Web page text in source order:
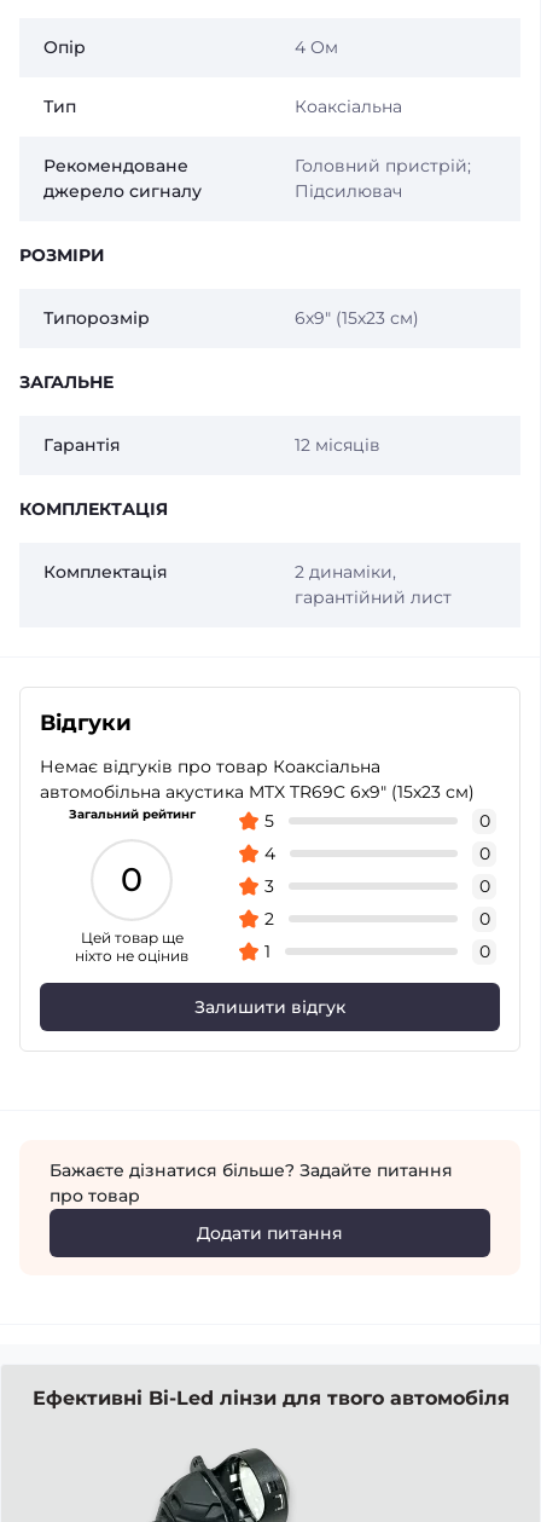
Опір 4 Ом
Тип Коаксіальна
Рекомендоване
джерело сигналу
Головний пристрій;
Підсилювач
РОЗМІРИ
Типорозмір 6х9″ (15х23 см)
ЗАГАЛЬНЕ
Гарантія 12 місяців
КОМПЛЕКТАЦІЯ
Комплектація
2 динаміки,
гарантійний лист
Відгуки
Немає відгуків про товар Коаксіальна
автомобільна акустика MTX TR69C 6х9″ (15х23 см)
Загальний рейтинг
0
Цей товар ще
ніхто не оцінив
5
0
4
0
3
0
2
0
1
0
Залишити відгук
Бажаєте дізнатися більше? Задайте питання
про товар
Додати питання
Ефективні Bi-Led лінзи для твого автомобіля